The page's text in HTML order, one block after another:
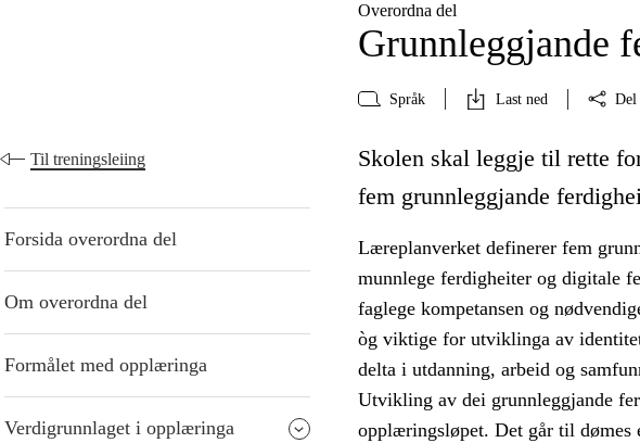
Overordna del
Grunnleggjande
Språk Last ned Del
Til treningsleiing
Forsida overordna del
Om overordna del
Formålet med opplæringa
Verdigrunnlaget i opplæringa
Skolen skal leggje til rette
fem grunnleggjande
Læreplanverket definerer fem
munnlege ferdigheiter og digitale
faglege kompetansen og
òg viktige for utviklinga av
delta i utdanning, arbeid og
Utvikling av dei grunnleggjande
opplæringsløpet. Det går til dømes